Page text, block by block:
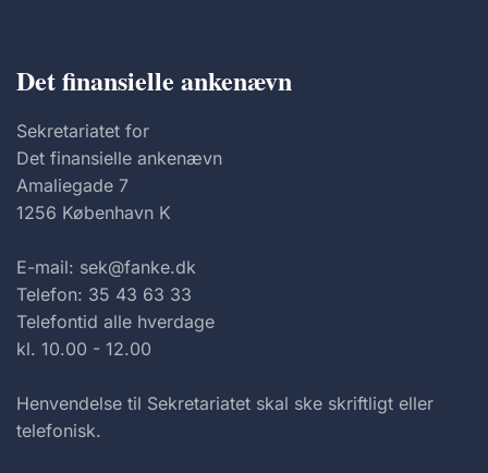
Det finansielle ankenævn
Sekretariatet for
Det finansielle ankenævn
Amaliegade 7
1256 København K
E-mail: sek@fanke.dk
Telefon: 35 43 63 33
Telefontid alle hverdage
kl. 10.00 - 12.00
Henvendelse til Sekretariatet skal ske skriftligt eller
telefonisk.